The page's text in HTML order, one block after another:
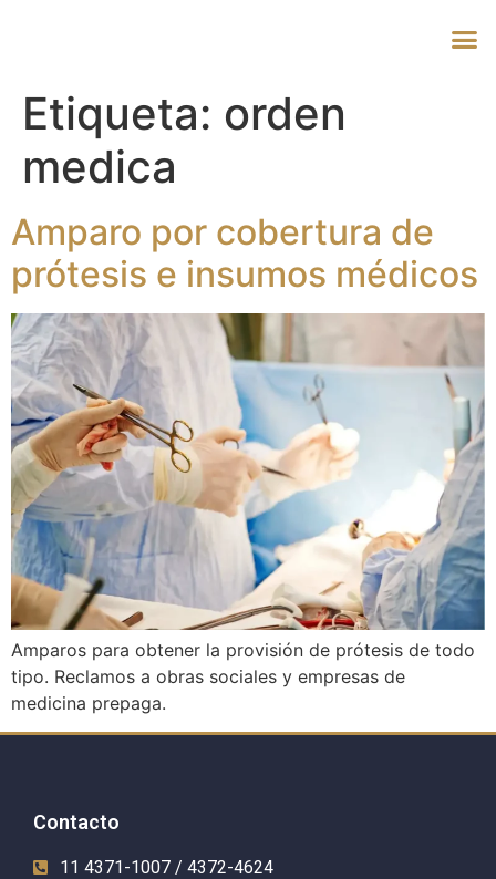
Etiqueta: orden
medica
Amparo por cobertura de
prótesis e insumos médicos
Amparos para obtener la provisión de prótesis de todo
tipo. Reclamos a obras sociales y empresas de
medicina prepaga.
Contacto
11 4371-1007 / 4372-4624